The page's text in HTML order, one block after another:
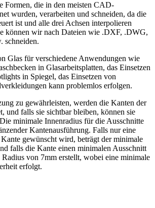
Formen, die in den meisten CAD-
wurden, verarbeiten und schneiden, da die
ist und alle drei Achsen interpolieren
können wir nach Dateien wie .DXF, .DWG,
schneiden.
Glas für verschiedene Anwendungen wie
in Glasarbeitsplatten, das Einsetzen
in Spiegel, das Einsetzen von
kann problemlos erfolgen.
zu gewährleisten, werden die Kanten der
und falls sie sichtbar bleiben, können sie
minimale Innenradius für die Ausschnitte
Kantenausführung. Falls nur eine
gewünscht wird, beträgt der minimale
falls die Kante einen minimalen Ausschnitt
von 7mm erstellt, wobei eine minimale
erfolgt.